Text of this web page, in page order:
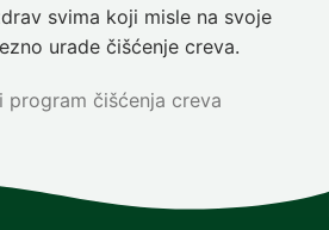
svima koji misle na svoje
urade čišćenje creva.
program čišćenja creva